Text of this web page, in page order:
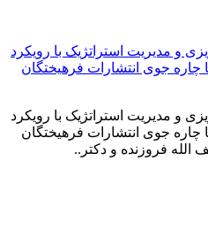
و مدیریت استراتژیک با رویکرد
چاره جوی انتشارات فرهیختگان
و مدیریت استراتژیک با رویکرد
چاره جوی انتشارات فرهیختگان
فروزنده و دکتر..